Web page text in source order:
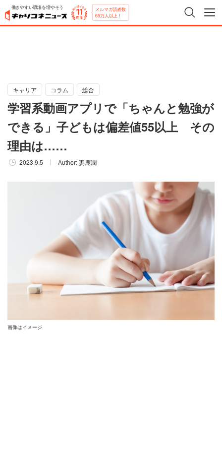
働きやすい職場を増やそう メルマガ読者数
65万人以上！
キャリア コラム 総合
学習系動画アプリで「ちゃんと勉強が
できる」子どもは偏差値55以上 その
理由は……
2023.9.5 Author:妻鹿潤
画像はイメージ